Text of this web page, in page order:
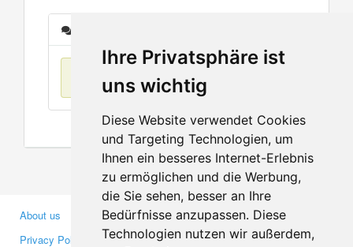
Ihre Privatsphäre ist
uns wichtig
Diese Website verwendet Cookies
und Targeting Technologien, um
Ihnen ein besseres Internet-Erlebnis
zu ermöglichen und die Werbung,
die Sie sehen, besser an Ihre
Bedürfnisse anzupassen. Diese
Technologien nutzen wir außerdem,
No items found
About us
Privacy Policy
Business Partners
Investors